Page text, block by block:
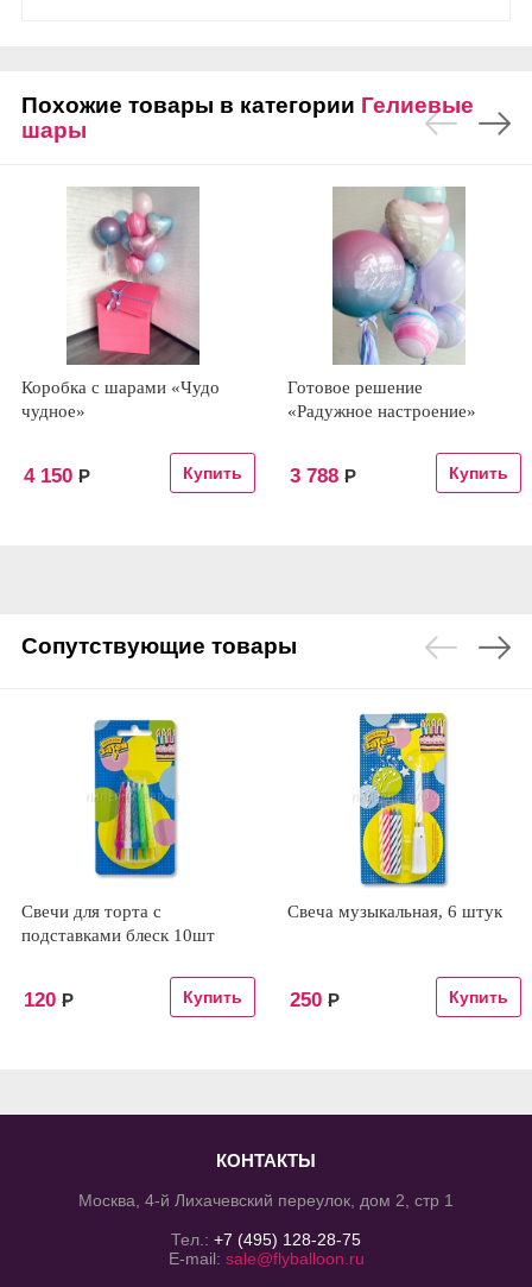
Похожие товары в категории Гелиевые
шары
Коробка с шарами «Чудо
чудное»
4 150 Р
Готовое решение
«Радужное настроение»
3 788 Р
Сопутствующие товары
Свечи для торта с
подставками блеск 10шт
120 Р
Свеча музыкальная, 6 штук
250 Р
КОНТАКТЫ
Москва, 4-й Лихачевский переулок, дом 2, стр 1
Тел.: +7 (495) 128-28-75
E-mail: sale@flyballoon.ru